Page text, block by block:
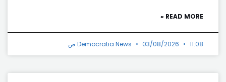
READ MORE »
Democratia News 03/08/2026 11:08 ص